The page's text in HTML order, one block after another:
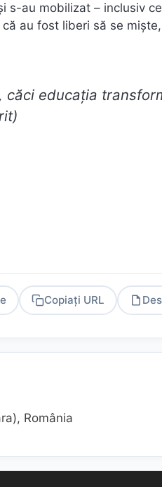
au mobilizat – inclusiv
au fost liberi să se
educația
Copiați URL
România